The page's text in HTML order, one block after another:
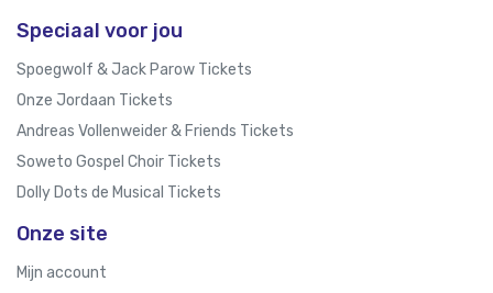
Speciaal voor jou
Spoegwolf & Jack Parow Tickets
Onze Jordaan Tickets
Andreas Vollenweider & Friends Tickets
Soweto Gospel Choir Tickets
Dolly Dots de Musical Tickets
Onze site
Mijn account